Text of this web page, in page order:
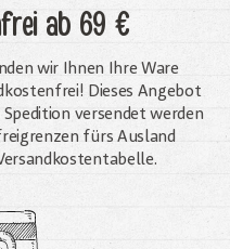
ab 69 €
wir Ihnen Ihre Ware
Dieses Angebot
versendet werden
fürs Ausland